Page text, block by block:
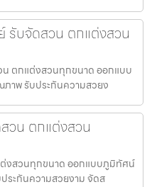
รับจัดสวน ตกแต่งสวน
น ตกแต่งสวนทุกขนาด ออกแบบ
าพ รับประกันความสวยง
วน ตกแต่งสวน
งสวนทุกขนาด ออกแบบภูมิทัศน์
ระกันความสวยงาม จัดส